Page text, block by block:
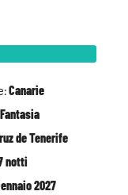
Canarie
de Tenerife
notti
2027